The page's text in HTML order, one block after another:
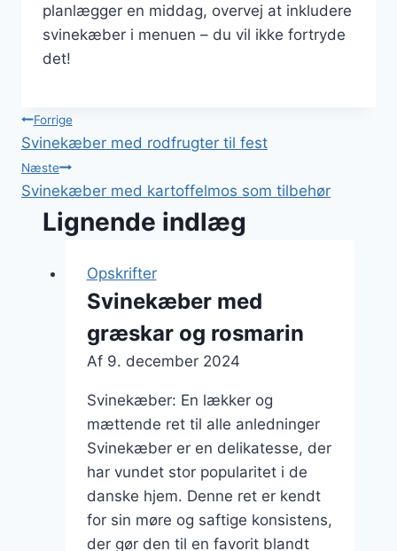
planlægger en middag, overvej at inkludere
svinekæber i menuen – du vil ikke fortryde
det!
Indlægsnavigation
Forrige
Svinekæber med rodfrugter til fest
Næste
Svinekæber med kartoffelmos som tilbehør
Lignende indlæg
Opskrifter
Svinekæber med
græskar og rosmarin
Af 9. december 2024
Svinekæber: En lækker og
mættende ret til alle anledninger
Svinekæber er en delikatesse, der
har vundet stor popularitet i de
danske hjem. Denne ret er kendt
for sin møre og saftige konsistens,
der gør den til en favorit blandt